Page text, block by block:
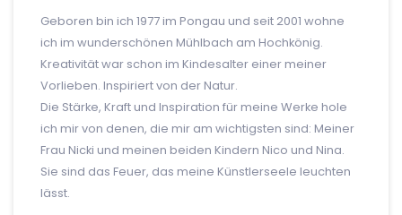
Geboren bin ich 1977 im Pongau und seit 2001 wohne
ich im wunderschönen Mühlbach am Hochkönig.
Kreativität war schon im Kindesalter einer meiner
Vorlieben. Inspiriert von der Natur.
Die Stärke, Kraft und Inspiration für meine Werke hole
ich mir von denen, die mir am wichtigsten sind: Meiner
Frau Nicki und meinen beiden Kindern Nico und Nina.
Sie sind das Feuer, das meine Künstlerseele leuchten
lässt.